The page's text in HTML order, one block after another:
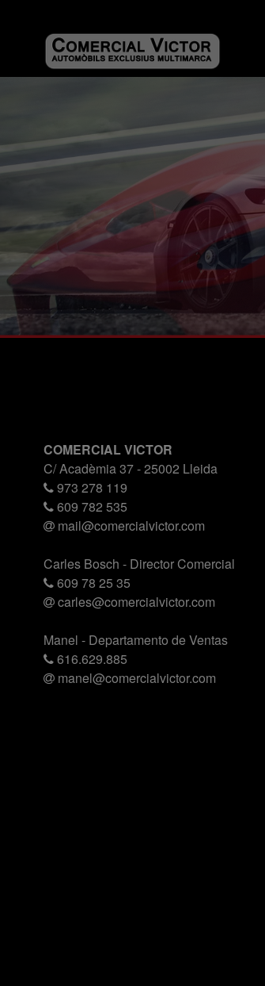
COMERCIAL VICTOR
C/ Acadèmia 37 - 25002 Lleida
973 278 119
609 782 535
mail@comercialvictor.com
Carles Bosch - Director Comercial
609 78 25 35
carles@comercialvictor.com
Manel - Departamento de Ventas
616.629.885
manel@comercialvictor.com